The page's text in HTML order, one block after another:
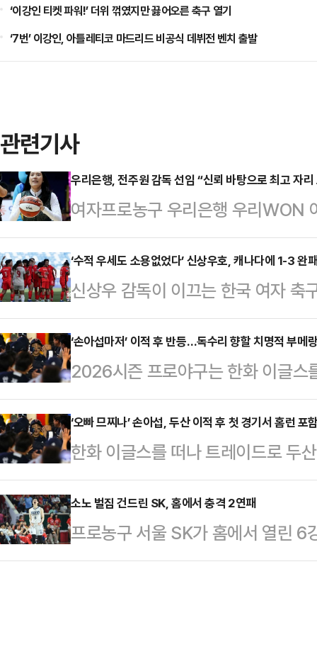
‘이강인 티켓 파워!’ 더위 꺾였지만 끓어오른 축구 열기
‘7번’ 이강인, 아틀레티코 마드리드 비공식 데뷔전 벤치 출발
관련기사
우리은행, 전주원 감독 선임 “신뢰 바탕으로 최고 자
여자프로농구 우리은행 우리WON
이하 우리은행)이 전주원 코치를
리은행은 “전주원 감독은 팀 시스
을 두루 갖춘 지도자”라며 “내부
에 새로운 변화를 이끌 적임자로 판
전주원 감독은 2012년부터 우리은
력을 바탕으로 앞으로 2029년 5월
단을 이끌어갈 예정이다…
‘수적 우세도 소용없었다’ 신상우호, 캐나다에 1-3 완
신상우 감독이 이끄는 한국 여자 축
위를 점하고도 아쉬운 패배를 당했
(한국시간) 브라질 쿠이아바의 아
2차전에서 캐나다(9위)에 1-3으로
패)에 이어 이번 대회 2연패다.이
손화연을 원톱으로 세우고 2선에
개했다. 중원은 정민영과 김신지
‘손아섭마저’ 이적 후 반등…독수리 향할 치명적 부메
2026시즌 프로야구는 한화 이글스
모은다. 자칫 한화에는 부메랑이 될
키움 히어로즈의 선발 투수 배동현
평균자책점 1.65로 깜짝 성적을 올
데 무려 3승을 책임졌다.지난해 11
명을 받아 이적했다. 2021년 한화
호선수 명단에 묶이지 못했는데 키
래프트 성…
‘오빠 므찌나’ 손아섭, 두산 이적 후 첫 경기서 홈런 포
한화 이글스를 떠나 트레이드로 두
섭이 화끈한 이적 신고식을 했다.
린 2026 신한 SOL KBO리그 SSG
선을 앞세워 11-3으로 대승을 거
무 8패)째를 기록했다. 반면
소노 벌집 건드린 SK, 홈에서 충격 2연패
프로농구 서울 SK가 홈에서 열린
며 벼랑 끝에 몰렸다.SK는 14일